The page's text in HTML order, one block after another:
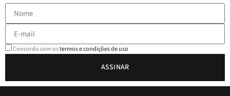
Concordo com ostermos e condições de uso
ASSINAR